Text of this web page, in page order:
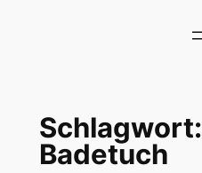
Schlagwort:
Badetuch